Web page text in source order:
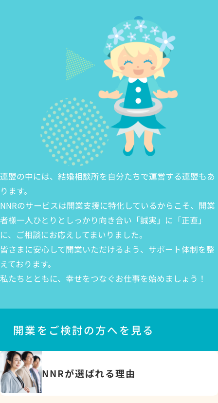
連盟の中には、結婚相談所を自分たちで運営する連盟もあ
ります。
NNRのサービスは開業支援に特化しているからこそ、開業
者様一人ひとりとしっかり向き合い「誠実」に「正直」
に、ご相談にお応えしてまいりました。
皆さまに安心して開業いただけるよう、サポート体制を整
えております。
私たちとともに、幸せをつなぐお仕事を始めましょう！
開業をご検討の方へを見る
NNRが選ばれる理由